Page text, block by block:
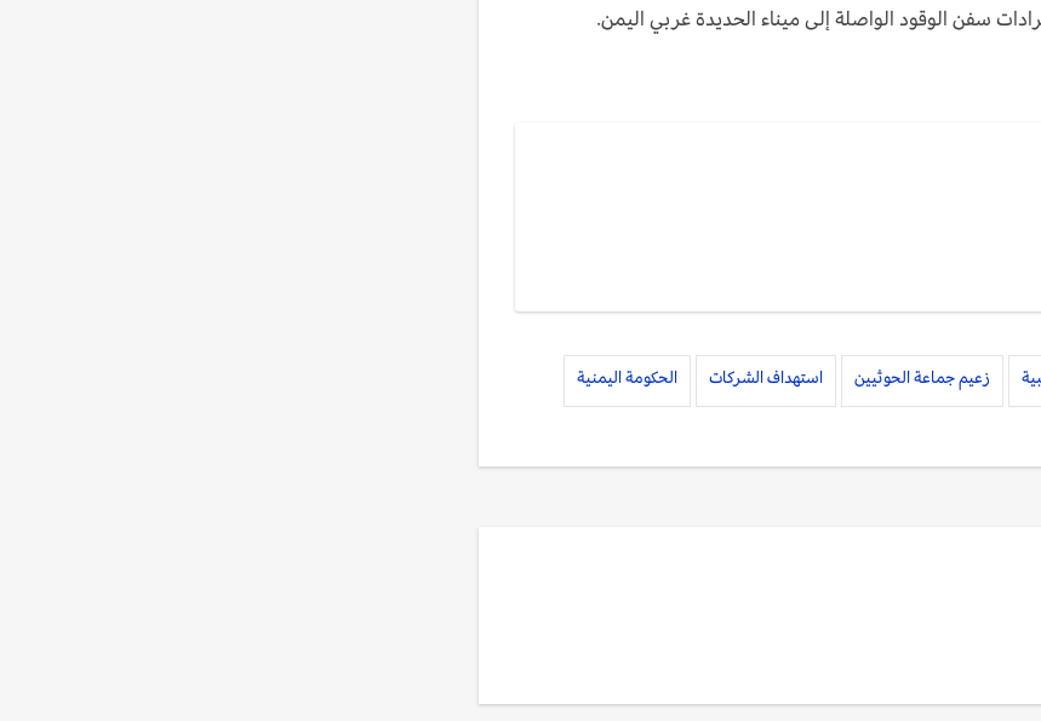
سفن الوقود الواصلة إلى ميناء الحديدة غربي اليمن.
زعيم جماعة الحوثيين استهداف الشركات الحكومة اليمنية